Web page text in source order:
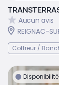
Aucun avis
REIGNAC-
Coffreur /